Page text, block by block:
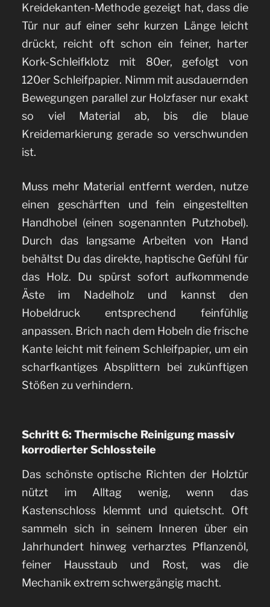
Kreidekanten-Methode gezeigt hat, dass die
Tür nur auf einer sehr kurzen Länge leicht
drückt, reicht oft schon ein feiner, harter
Kork-Schleifklotz mit 80er, gefolgt von
120er Schleifpapier. Nimm mit ausdauernden
Bewegungen parallel zur Holzfaser nur exakt
so viel Material ab, bis die blaue
Kreidemarkierung gerade so verschwunden
ist.
Muss mehr Material entfernt werden, nutze
einen geschärften und fein eingestellten
Handhobel (einen sogenannten Putzhobel).
Durch das langsame Arbeiten von Hand
behältst Du das direkte, haptische Gefühl für
das Holz. Du spürst sofort aufkommende
Äste im Nadelholz und kannst den
Hobeldruck entsprechend feinfühlig
anpassen. Brich nach dem Hobeln die frische
Kante leicht mit feinem Schleifpapier, um ein
scharfkantiges Absplittern bei zukünftigen
Stößen zu verhindern.
Schritt 6: Thermische Reinigung massiv
korrodierter Schlossteile
Das schönste optische Richten der Holztür
nützt im Alltag wenig, wenn das
Kastenschloss klemmt und quietscht. Oft
sammeln sich in seinem Inneren über ein
Jahrhundert hinweg verharztes Pflanzenöl,
feiner Hausstaub und Rost, was die
Mechanik extrem schwergängig macht.